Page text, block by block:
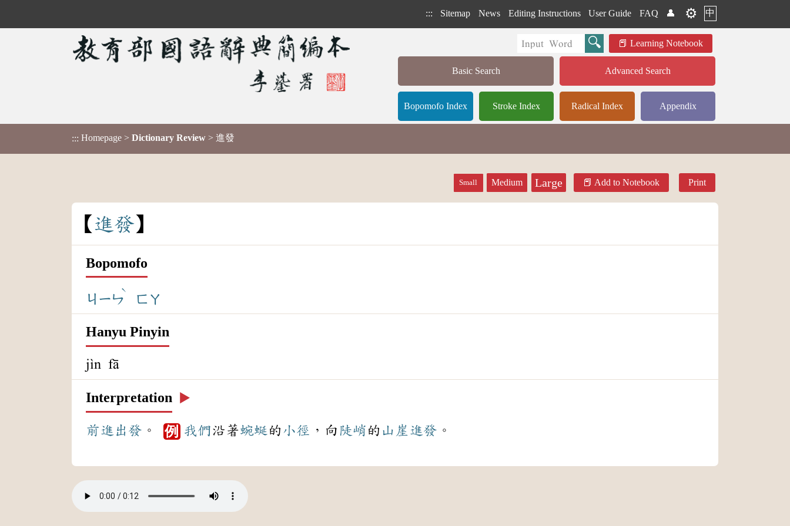
::: Sitemap News Editing Instructions User Guide FAQ 👤 ⚙️ 中
Learning Notebook
Basic Search Advanced Search
Bopomofo Index Stroke Index Radical Index Appendix
::: Homepage > Dictionary Review > 進發
Small Medium Large Add to Notebook Print
進發
Bopomofo
ㄐㄧㄣ
ˋ
ㄈㄚ
Hanyu Pinyin
jìn fā
Interpretation ▶️
前進 出發 。 例 我們沿著蜿蜒的 小徑 ，向 陡峭 的 山崖 進發 。